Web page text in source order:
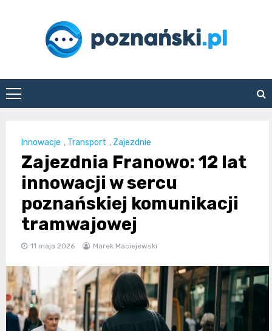
poznanski.pl
Innowacje , Transport , Zajezdnie
Zajezdnia Franowo: 12 lat
innowacji w sercu
poznańskiej komunikacji
tramwajowej
11 maja 2026 Marek Maciejewski